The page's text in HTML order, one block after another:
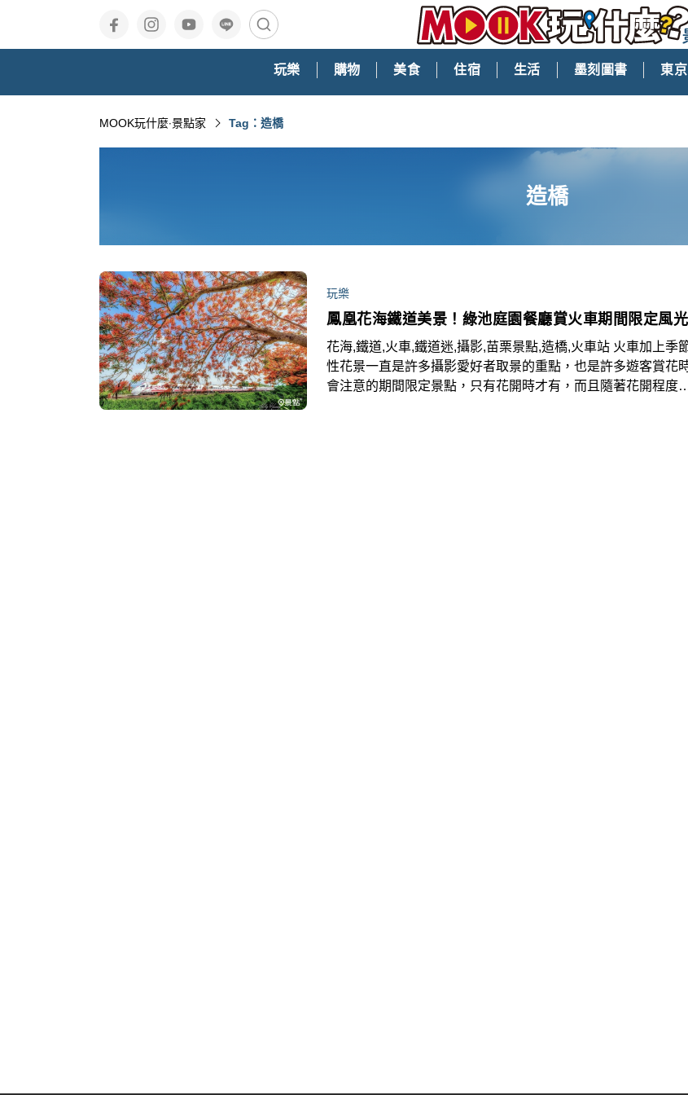
玩樂 購物 美食 住宿 生活 墨刻圖書 東京
MOOK玩什麼‧景點家 Tag：造橋
造橋
玩樂
鳳凰花海鐵道美景！綠池庭園餐廳賞火車期間限定風光
花海,鐵道,火車,鐵道迷,攝影,苗栗景點,造橋,火車站 火車加上季
性花景一直是許多攝影愛好者取景的重點，也是許多遊客賞花
會注意的期間限定景點，只有花開時才有，而且隨著花開程度